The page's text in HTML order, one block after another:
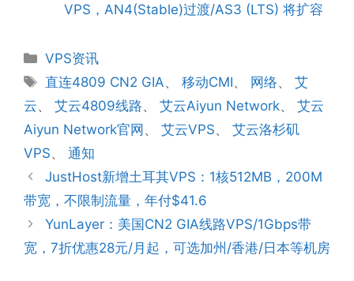
VPS，AN4(Stable)过渡/AS3 (LTS) 将扩容
分
类
VPS资讯
标
签
直连4809 CN2 GIA、移动CMI、 网络、艾
云、 艾云4809线路、 艾云Aiyun Network、 艾云
Aiyun Network官网、 艾云VPS、 艾云洛杉矶
VPS、 通知
JustHost新增土耳其VPS：1核512MB，200M
带宽，不限制流量，年付$41.6
YunLayer：美国CN2 GIA线路VPS/1Gbps带
宽，7折优惠28元/月起，可选加州/香港/日本等机房